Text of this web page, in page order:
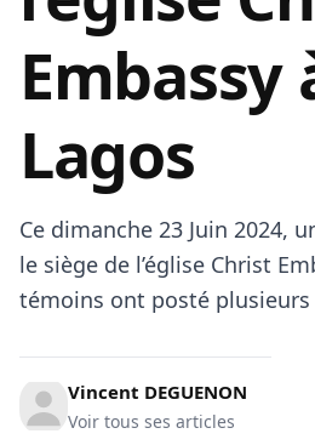
Embassy
Lagos
Ce dimanche 23 Juin 2024,
le siège de l’église Christ
témoins ont posté plusieurs
Vincent DEGUENON
Voir tous ses articles